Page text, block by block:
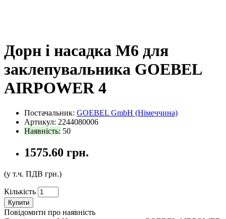
Дорн і насадка М6 для
заклепувальника GOEBEL
AIRPOWER 4
Постачальник: GOEBEL GmbH (Німеччина)
Артикул: 2244080006
Наявність: 50
1575.60 грн.
(у т.ч. ПДВ грн.)
Кількість
Купити
Повідомити про наявність